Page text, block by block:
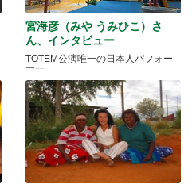
宮海彦（みや うみひこ）さ
ん、インタビュー
TOTEM公演唯一の日本人パフォー
マー